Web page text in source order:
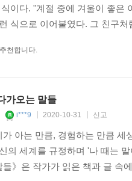
이다. "계절 중에 겨울이 좋은
식으로 이어붙였다. 그 친구
천합니다.
가오는 말들
i***9 2020-10-31 신고
가 아는 만큼, 경험하는 만큼 세
의 세계를 규정하며 '나 때는
들》은 작가가 읽은 책과 글